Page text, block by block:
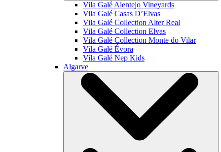
Vila Galé Alentejo Vineyards
Vila Galé Casas D’Elvas
Vila Galé Collection Alter Real
Vila Galé Collection Elvas
Vila Galé Collection Monte do Vilar
Vila Galé Évora
Vila Galé Nep Kids
Algarve